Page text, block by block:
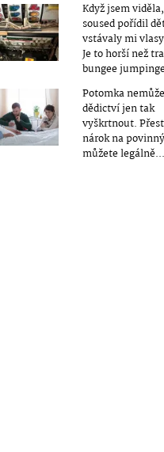
Když jsem
soused pořídil
vstávaly mi
Je to horší než
bungee
Potomka
dědictví jen tak
vyškrtnout.
nárok na
můžete legálně...